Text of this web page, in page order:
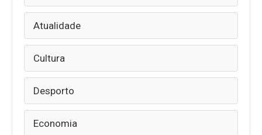
Atualidade
Cultura
Desporto
Economia